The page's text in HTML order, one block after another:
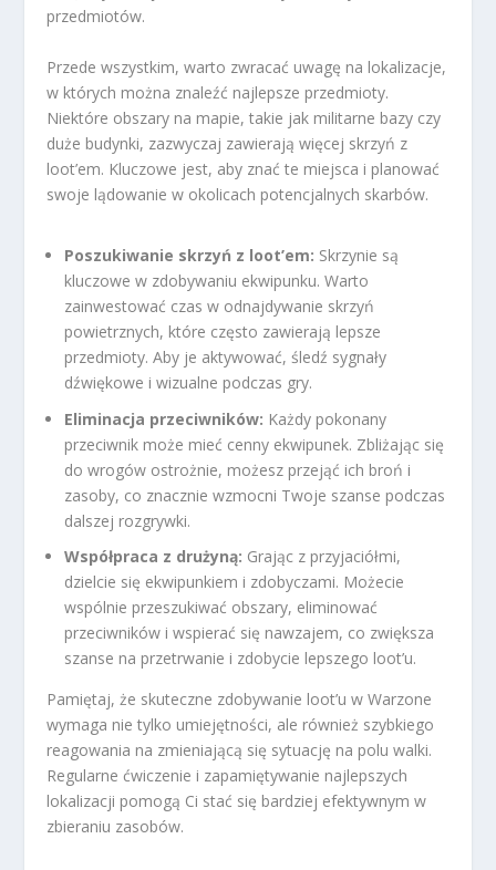
przedmiotów.
Przede wszystkim, warto zwracać uwagę na lokalizacje,
w których można znaleźć najlepsze przedmioty.
Niektóre obszary na mapie, takie jak militarne bazy czy
duże budynki, zazwyczaj zawierają więcej skrzyń z
loot’em. Kluczowe jest, aby znać te miejsca i planować
swoje lądowanie w okolicach potencjalnych skarbów.
Poszukiwanie skrzyń z loot’em: Skrzynie są
kluczowe w zdobywaniu ekwipunku. Warto
zainwestować czas w odnajdywanie skrzyń
powietrznych, które często zawierają lepsze
przedmioty. Aby je aktywować, śledź sygnały
dźwiękowe i wizualne podczas gry.
Eliminacja przeciwników: Każdy pokonany
przeciwnik może mieć cenny ekwipunek. Zbliżając się
do wrogów ostrożnie, możesz przejąć ich broń i
zasoby, co znacznie wzmocni Twoje szanse podczas
dalszej rozgrywki.
Współpraca z drużyną: Grając z przyjaciółmi,
dzielcie się ekwipunkiem i zdobyczami. Możecie
wspólnie przeszukiwać obszary, eliminować
przeciwników i wspierać się nawzajem, co zwiększa
szanse na przetrwanie i zdobycie lepszego loot’u.
Pamiętaj, że skuteczne zdobywanie loot’u w Warzone
wymaga nie tylko umiejętności, ale również szybkiego
reagowania na zmieniającą się sytuację na polu walki.
Regularne ćwiczenie i zapamiętywanie najlepszych
lokalizacji pomogą Ci stać się bardziej efektywnym w
zbieraniu zasobów.